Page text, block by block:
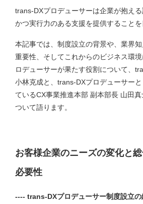
trans-DXプロデューサーは企業が抱え
かつ実行力のある支援を提供することを
本記事では、制度設立の背景や、業界
重要性、そしてこれからのビジネス環
ロデューサーが果たす役割について、
小林克成と、trans-DXプロデューサー
ているCX事業推進本部 副本部長 山田
ついて語ります。
お客様企業のニーズの変化と
必要性
---- trans-DXプロデューサー制度設立